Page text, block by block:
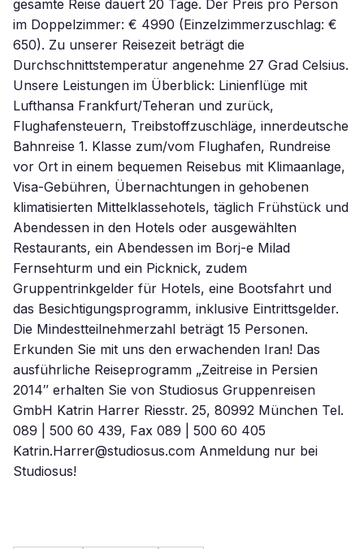
gesamte Reise dauert 20 Tage. Der Preis pro Person
im Doppelzimmer: € 4990 (Einzelzimmerzuschlag: €
650). Zu unserer Reisezeit beträgt die
Durchschnittstemperatur angenehme 27 Grad Celsius.
Unsere Leistungen im Überblick: Linienflüge mit
Lufthansa Frankfurt/Teheran und zurück,
Flughafensteuern, Treibstoffzuschläge, innerdeutsche
Bahnreise 1. Klasse zum/vom Flughafen, Rundreise
vor Ort in einem bequemen Reisebus mit Klimaanlage,
Visa-Gebühren, Übernachtungen in gehobenen
klimatisierten Mittelklassehotels, täglich Frühstück und
Abendessen in den Hotels oder ausgewählten
Restaurants, ein Abendessen im Borj-e Milad
Fernsehturm und ein Picknick, zudem
Gruppentrinkgelder für Hotels, eine Bootsfahrt und
das Besichtigungsprogramm, inklusive Eintrittsgelder.
Die Mindestteilnehmerzahl beträgt 15 Personen.
Erkunden Sie mit uns den erwachenden Iran! Das
ausführliche Reiseprogramm „Zeitreise in Persien
2014″ erhalten Sie von Studiosus Gruppenreisen
GmbH Katrin Harrer Riesstr. 25, 80992 München Tel.
089 | 500 60 439, Fax 089 | 500 60 405
Katrin.Harrer@studiosus.com Anmeldung nur bei
Studiosus!